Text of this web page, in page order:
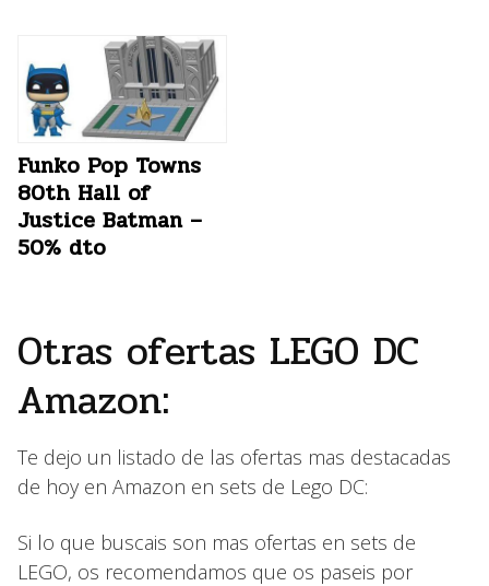
Funko Pop Towns
80th Hall of
Justice Batman –
50% dto
Otras ofertas LEGO DC
Amazon:
Te dejo un listado de las ofertas mas destacadas
de hoy en Amazon en sets de Lego DC:
Si lo que buscais son mas ofertas en sets de
LEGO, os recomendamos que os paseis por